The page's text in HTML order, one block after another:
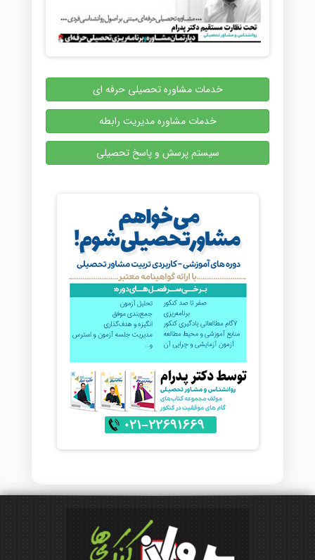
خدمات مشاوره تحصیلی حرفه ای
خدمات مشاوره مدیریت رابطه
سیستم پرسش و پاسخ تحصیلی